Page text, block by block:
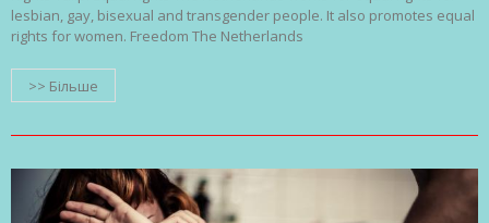
lesbian, gay, bisexual and transgender people. It also promotes equal
rights for women. Freedom The Netherlands
>> Більше